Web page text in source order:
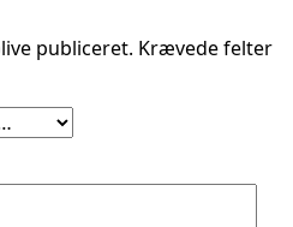
publiceret. Krævede felter